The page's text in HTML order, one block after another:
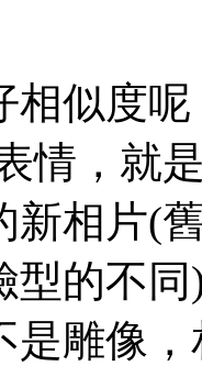
相似度
情，就
新相片(
型的不
是雕像